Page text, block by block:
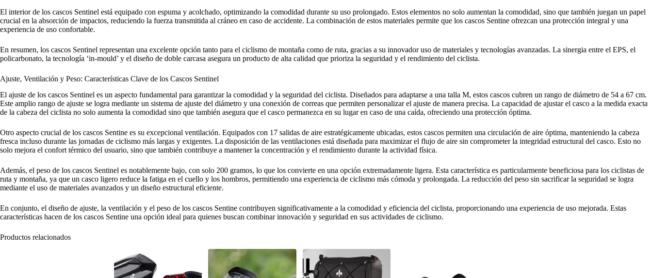
El interior de los cascos Sentinel está equipado con espuma y acolchado, optimizando la comodidad durante su uso prolongado. Estos elementos no solo aumentan la comodidad, sino que también juegan un papel
crucial en la absorción de impactos, reduciendo la fuerza transmitida al cráneo en caso de accidente. La combinación de estos materiales permite que los cascos Sentine ofrezcan una protección integral y una
experiencia de uso confortable.
En resumen, los cascos Sentinel representan una excelente opción tanto para el ciclismo de montaña como de ruta, gracias a su innovador uso de materiales y tecnologías avanzadas. La sinergia entre el EPS, el
policarbonato, la tecnología ‘in-mould’ y el diseño de doble carcasa asegura un producto de alta calidad que prioriza la seguridad y el rendimiento del ciclista.
Ajuste, Ventilación y Peso: Características Clave de los Cascos Sentinel
El ajuste de los cascos Sentinel es un aspecto fundamental para garantizar la comodidad y la seguridad del ciclista. Diseñados para adaptarse a una talla M, estos cascos cubren un rango de diámetro de 54 a 67 cm.
Este amplio rango de ajuste se logra mediante un sistema de ajuste del diámetro y una conexión de correas que permiten personalizar el ajuste de manera precisa. La capacidad de ajustar el casco a la medida exacta
de la cabeza del ciclista no solo aumenta la comodidad sino que también asegura que el casco permanezca en su lugar en caso de una caída, ofreciendo una protección óptima.
Otro aspecto crucial de los cascos Sentine es su excepcional ventilación. Equipados con 17 salidas de aire estratégicamente ubicadas, estos cascos permiten una circulación de aire óptima, manteniendo la cabeza
fresca incluso durante las jornadas de ciclismo más largas y exigentes. La disposición de las ventilaciones está diseñada para maximizar el flujo de aire sin comprometer la integridad estructural del casco. Esto no
solo mejora el confort térmico del usuario, sino que también contribuye a mantener la concentración y el rendimiento durante la actividad física.
Además, el peso de los cascos Sentinel es notablemente bajo, con solo 200 gramos, lo que los convierte en una opción extremadamente ligera. Esta característica es particularmente beneficiosa para los ciclistas de
ruta y montaña, ya que un casco ligero reduce la fatiga en el cuello y los hombros, permitiendo una experiencia de ciclismo más cómoda y prolongada. La reducción del peso sin sacrificar la seguridad se logra
mediante el uso de materiales avanzados y un diseño estructural eficiente.
En conjunto, el diseño de ajuste, la ventilación y el peso de los cascos Sentine contribuyen significativamente a la comodidad y eficiencia del ciclista, proporcionando una experiencia de uso mejorada. Estas
características hacen de los cascos Sentine una opción ideal para quienes buscan combinar innovación y seguridad en sus actividades de ciclismo.
Productos relacionados